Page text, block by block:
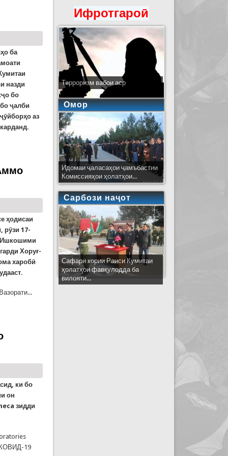
ба
назди
бо
ҷалби
аз
ҳодисаи
рӯзи 17-
Ишкошими
Хоруғ-
харобӣ
тарма ҳамоно бартараф нашудааст!
ки бо
он
зидди
КОВИД-19
Ифротгароӣ
Терроризм вабои аср
Омор
Идомаи ҷаласаҳои ҷамъбастии
Комиссияҳои ҳолатҳои...
Сарбози наҷот
Сафари кории Раиси Кумитаи
ҳолатҳои фавқулодда ба
вилояти...